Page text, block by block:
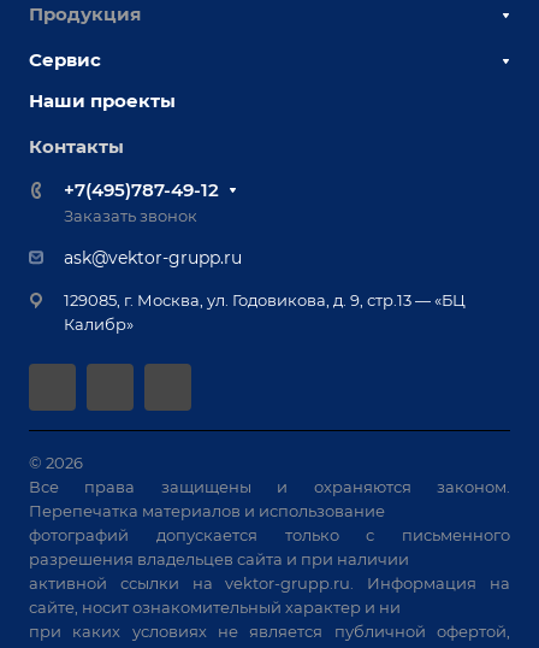
О компании
Выставки и мероприятия
Вопрос ответ
Реквизиты
Документы
Продукция
Сборочно-сварочные столы
Оснастка для сварочных столов
Оборудование для приварки крепежа
Приварной крепеж
Специализированные решения для сварки
Позиционеры и вращатели
Машины контактной сварки
Универсальные зажимы
Системы аспирации
Станки лазерной резки
Решения для учебных заведений
Сервис
Сервисное обслуживание
Обучение
Лизинг
Гарантия
автоматизации
Наши проекты
Контакты
+7(495)787-49-12
Заказать звонок
ask@vektor-grupp.ru
129085, г. Москва, ул. Годовикова, д. 9, стр.13 — «БЦ
Калибр»
© 2026
Все права защищены и охраняются законом.
Перепечатка материалов и использование
фотографий допускается только с письменного
разрешения владельцев сайта и при наличии
активной ссылки наvektor-grupp.ru . Информация на
сайте, носит ознакомительный характер и ни
при каких условиях не является публичной офертой,